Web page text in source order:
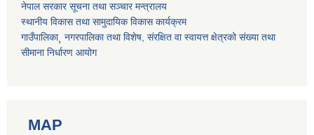
नेपाल सरकार सूचना तथा सञ्चार मन्त्रालय
स्थानीय विकास तथा सामुदायिक विकास कार्यक्रम
गाउँपालिका¸ नगरपालिका तथा विशेष, संरक्षित वा स्वायत्त क्षेत्रको संख्या तथा
सीमाना निर्धारण आयोग
MAP